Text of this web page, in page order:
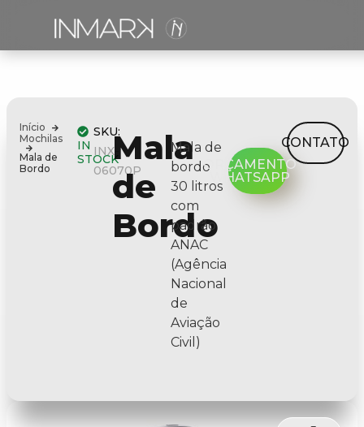
Início
Mochilas
Mala de
Bordo
IN
STOCK
SKU:
INX-
06070P
Mala
de
Bordo
Mala de
bordo
30 litros
com
padrão
ANAC
(Agência
Nacional
de
Aviação
Civil)
ORÇAMENTO
WHATSAPP
CONTATO